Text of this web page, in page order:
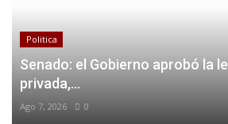
Politica
Senado: el Gobierno aprobó la
privada,...
Ago 7, 2026 0